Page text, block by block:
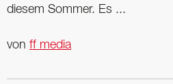
diesem Sommer. Es ...
von ff media